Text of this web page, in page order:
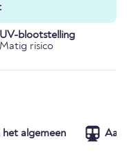
UV-blootstelling
Matig risico
algemeen